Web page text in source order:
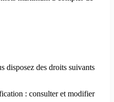
disposez des droits suivants
: consulter et modifier